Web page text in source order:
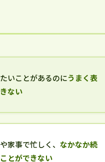
いことがあるのにうまく表
ない
家事で忙しく、なかなか続
とができない